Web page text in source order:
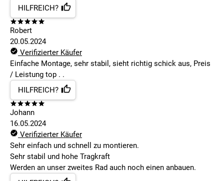
HILFREICH?
Robert
20.05.2024
Verifizierter Käufer
Einfache Montage, sehr stabil, sieht richtig schick aus, Preis
/ Leistung top . .
HILFREICH?
Johann
16.05.2024
Verifizierter Käufer
Sehr einfach und schnell zu montieren.
Sehr stabil und hohe Tragkraft
Werden an unser zweites Rad auch noch einen anbauen.